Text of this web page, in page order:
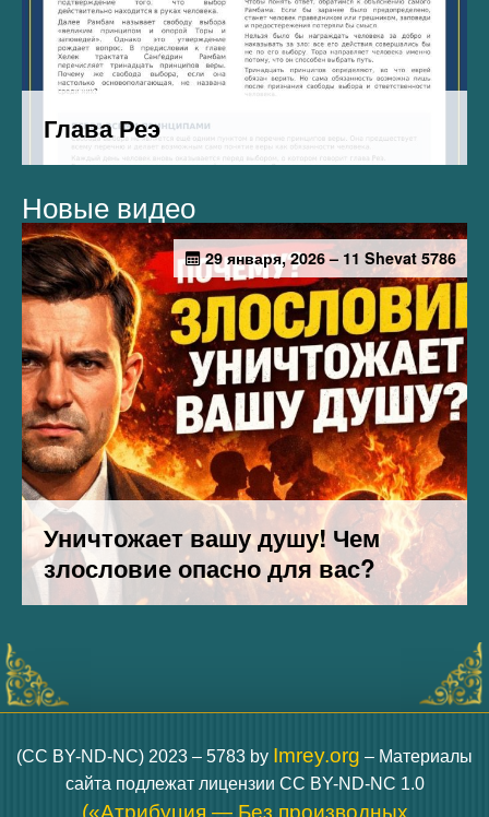
Новые видео
(CC BY-ND-NC) 2023 – 5783 by Imrey.org – Материалы
сайта подлежат лицензии CC BY-ND-NC 1.0
(«Атрибуция — Без производных